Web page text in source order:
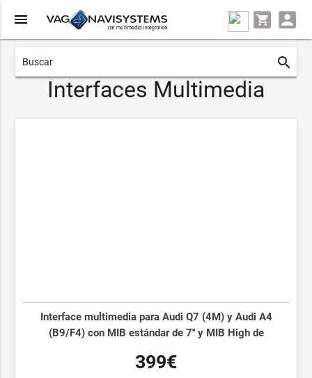
menu
search
Interfaces Multimedia
Interface multimedia para Audi Q7 (4M) y Audi A4
(B9/F4) con MIB estándar de 7'' y MIB High de
399€